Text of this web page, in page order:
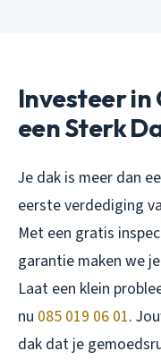
Investeer in
een Sterk
Je dak is meer dan
eerste verdediging
Met een gratis
garantie maken we
Laat een klein
nu 085 019 06 01.
dak dat je